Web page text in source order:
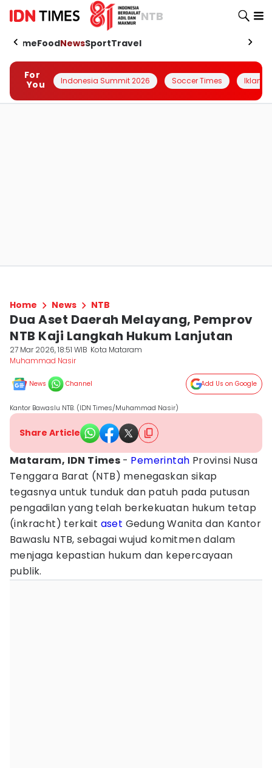
NTB
HomeFoodNewsSportTravel
For
You
Indonesia Summit 2026 Soccer Times Iklanin
Home News NTB
Dua Aset Daerah Melayang, Pemprov
NTB Kaji Langkah Hukum Lanjutan
27 Mar 2026, 18:51 WIB Kota Mataram
Muhammad Nasir
News Channel Add Us on Google
Kantor Bawaslu NTB. (IDN Times/Muhammad Nasir)
Share Article
Mataram, IDN Times - Pemerintah Provinsi Nusa
Tenggara Barat (NTB) menegaskan sikap
tegasnya untuk tunduk dan patuh pada putusan
pengadilan yang telah berkekuatan hukum tetap
(inkracht) terkait aset Gedung Wanita dan Kantor
Bawaslu NTB, sebagai wujud komitmen dalam
menjaga kepastian hukum dan kepercayaan
publik.